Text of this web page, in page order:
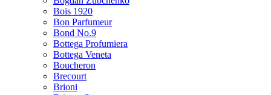
Bois 1920
Bon Parfumeur
Bond No.9
Bottega Profumiera
Bottega Veneta
Boucheron
Brecourt
Brioni